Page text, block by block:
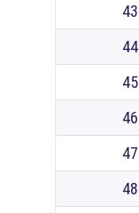
43
44
45
46
47
48